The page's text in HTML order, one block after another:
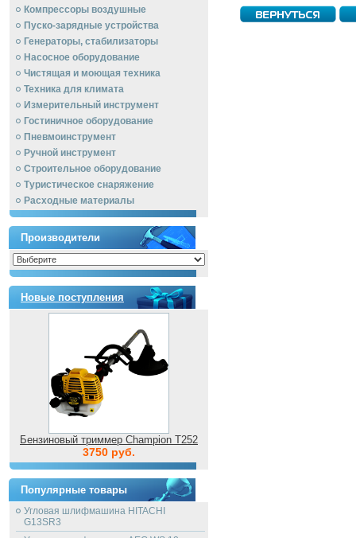
Компрессоры воздушные
Пуско-зарядные устройства
Генераторы, стабилизаторы
Насосное оборудование
Чистящая и моющая техника
Техника для климата
Измерительный инструмент
Гостиничное оборудование
Пневмоинструмент
Ручной инcтрумент
Строительное оборудование
Туристическое снаряжение
Расходные материалы
Производители
Новые поступления
Бензиновый триммер Champion T252
3750 руб.
Популярные товары
Угловая шлифмашина HITACHI
G13SR3